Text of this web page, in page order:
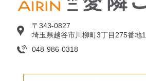
〒343-0827
埼玉県越谷市川柳町3丁目275番地1
048-986-0318